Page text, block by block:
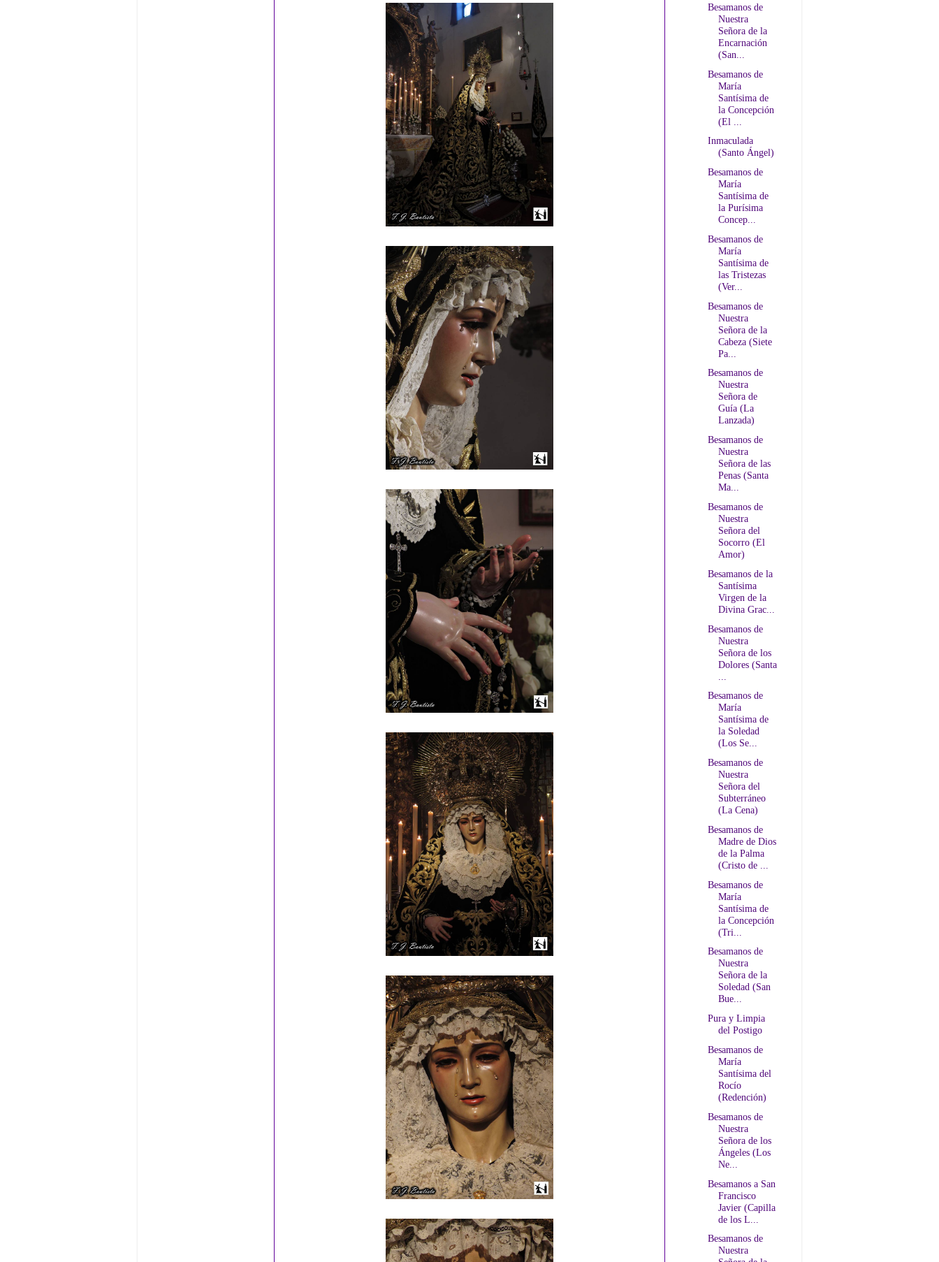
Besamanos de
Nuestra
Señora de la
Encarnación
(San...
Besamanos de
María
Santísima de
la Concepción
(El ...
Inmaculada
(Santo Ángel)
Besamanos de
María
Santísima de
la Purísima
Concep...
Besamanos de
María
Santísima de
las Tristezas
(Ver...
Besamanos de
Nuestra
Señora de la
Cabeza (Siete
Pa...
Besamanos de
Nuestra
Señora de
Guía (La
Lanzada)
Besamanos de
Nuestra
Señora de las
Penas (Santa
Ma...
Besamanos de
Nuestra
Señora del
Socorro (El
Amor)
Besamanos de la
Santísima
Virgen de la
Divina Grac...
Besamanos de
Nuestra
Señora de los
Dolores (Santa
Besamanos de
María
Santísima de
la Soledad
(Los Se...
Besamanos de
Nuestra
Señora del
Subterráneo
(La Cena)
Besamanos de
Madre de Dios
de la Palma
(Cristo de ...
Besamanos de
María
Santísima de
la Concepción
(Tri...
Besamanos de
Nuestra
Señora de la
Soledad (San
Bue...
Pura y Limpia
del Postigo
Besamanos de
María
Santísima del
Rocío
(Redención)
Besamanos de
Nuestra
Señora de los
Ángeles (Los
Ne...
Besamanos a San
Francisco
Javier (Capilla
de los L...
Besamanos de
Nuestra